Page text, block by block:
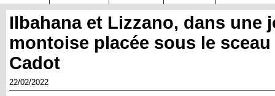
Ilbahana et Lizzano, dans une
montoise placée sous le
Cadot
22/02/2022